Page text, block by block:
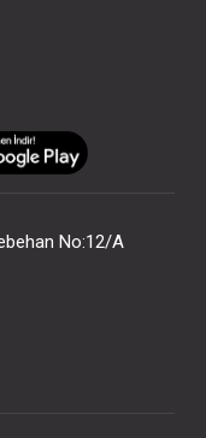
No:12/A